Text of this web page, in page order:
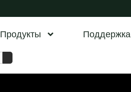
Продукты Поддержка